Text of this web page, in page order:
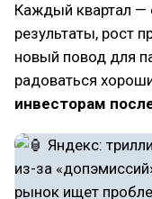
Каждый квартал —
результаты, рост
новый повод для
радоваться
инвесторам